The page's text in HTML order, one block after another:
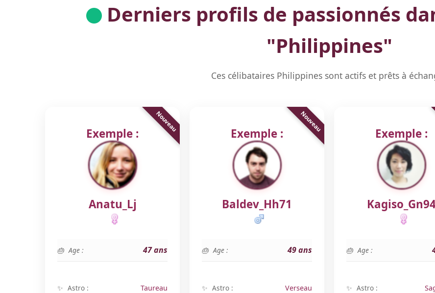
Derniers profils de passionnés
"Philippines"
Ces célibataires Philippines sont actifs et prêts à
Exemple :
Anatu_Lj
Age : 47 ans
Astro : Taureau
Exemple :
Baldev_Hh71
Age : 49 ans
Astro : Verseau
Exemple :
Age :
Astro :